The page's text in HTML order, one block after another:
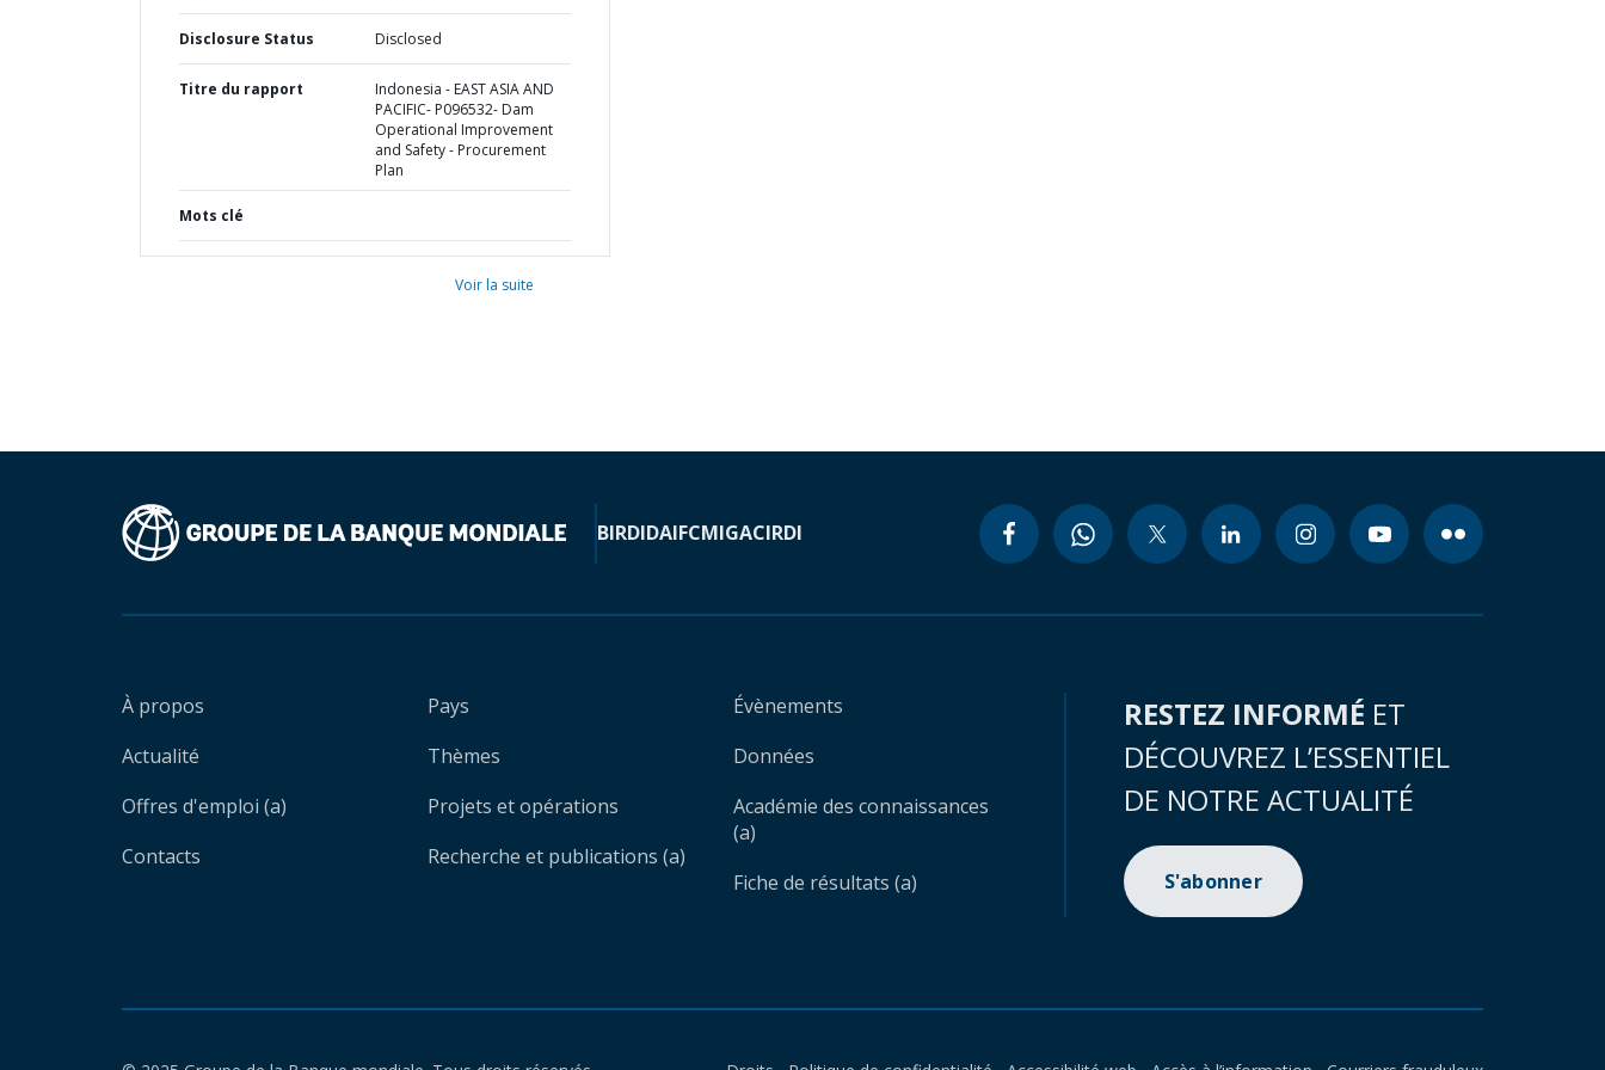
Disclosure Status Disclosed
Titre du rapport
Indonesia - EAST ASIA AND
PACIFIC- P096532- Dam
Operational Improvement
and Safety - Procurement
Plan
Mots clé
Voir la suite
BIRDIDAIFCMIGACIRDI
À propos
Actualité
Offres d'emploi (a)
Contacts
Pays
Thèmes
Projets et opérations
Recherche et publications (a)
Évènements
Données
Académie des connaissances
(a)
Fiche de résultats (a)
RESTEZ INFORMÉ ET
DÉCOUVREZ L’ESSENTIEL
DE NOTRE ACTUALITÉ
S'abonner